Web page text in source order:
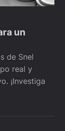
un
de Snel
real y
¡Investiga